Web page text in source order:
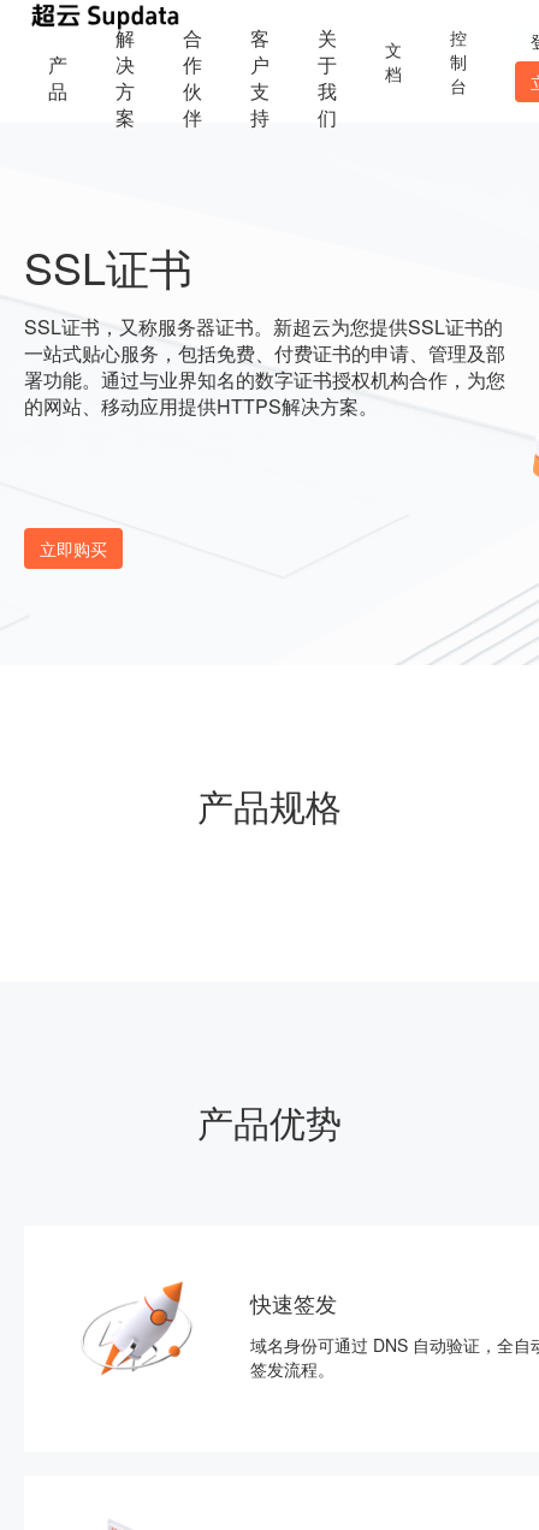
产
品
解
决
方
案
合
作
伙
伴
客
户
支
持
关
于
我
们
文
档
控
制
台
SSL证书
SSL证书，又称服务器证书。新超云为您提供SSL证书的
一站式贴心服务，包括免费、付费证书的申请、管理及部
署功能。通过与业界知名的数字证书授权机构合作，为您
的网站、移动应用提供HTTPS解决方案。
立即购买
产品规格
产品优势
快速签发
域名身份可通过 DNS 自动验证，全自
签发流程。